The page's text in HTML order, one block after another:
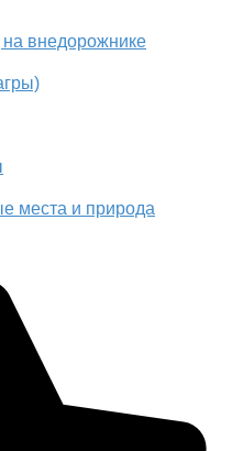
внедорожнике
места и природа